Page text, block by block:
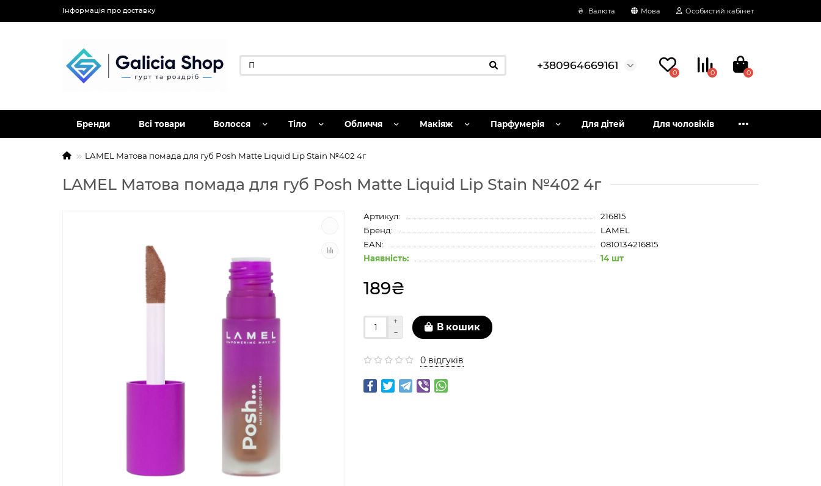
Інформація про доставку ₴ Валюта Мова Особистий кабінет
+380964669161
0 0 0
Бренди Всі товари Волосся Тіло Обличчя Макіяж Парфумерія Для дітей Для чоловіків
LAMEL Матова помада для губ Posh Matte Liquid Lip Stain №402 4г
LAMEL Матова помада для губ Posh Matte Liquid Lip Stain №402 4г
Артикул:
216815
Бренд:
LAMEL
EAN:
0810134216815
Наявність:
14 шт
189₴
В кошик
0 відгуків